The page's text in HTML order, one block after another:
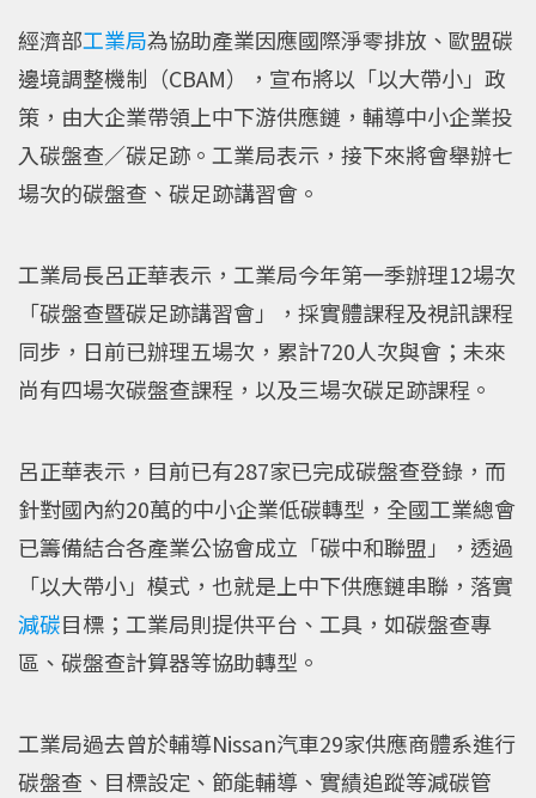
經濟部工業局為協助產業因應國際淨零排放、歐盟碳
邊境調整機制（CBAM），宣布將以「以大帶小」政
策，由大企業帶領上中下游供應鏈，輔導中小企業投
入碳盤查／碳足跡。工業局表示，接下來將會舉辦七
場次的碳盤查、碳足跡講習會。
工業局長呂正華表示，工業局今年第一季辦理12場次
「碳盤查暨碳足跡講習會」，採實體課程及視訊課程
同步，日前已辦理五場次，累計720人次與會；未來
尚有四場次碳盤查課程，以及三場次碳足跡課程。
呂正華表示，目前已有287家已完成碳盤查登錄，而
針對國內約20萬的中小企業低碳轉型，全國工業總會
已籌備結合各產業公協會成立「碳中和聯盟」，透過
「以大帶小」模式，也就是上中下供應鏈串聯，落實
減碳目標；工業局則提供平台、工具，如碳盤查專
區、碳盤查計算器等協助轉型。
工業局過去曾於輔導Nissan汽車29家供應商體系進行
碳盤查、目標設定、節能輔導、實績追蹤等減碳管